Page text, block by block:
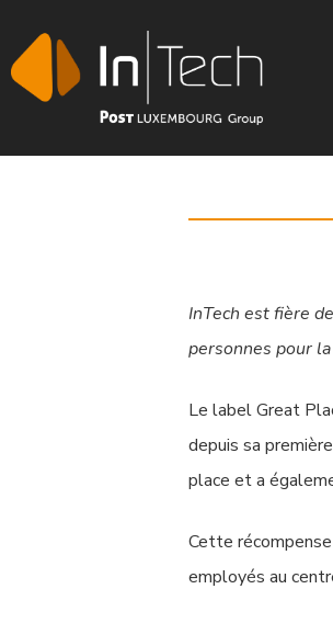
Hit enter to search
InTech est fière
personnes pour
Le label Great
depuis sa
place et a
Cette
employés au